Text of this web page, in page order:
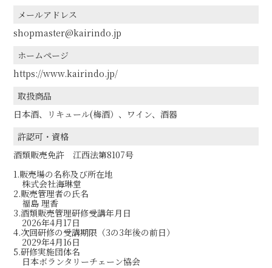
メールアドレス
shopmaster@kairindo.jp
ホームページ
https://www.kairindo.jp/
取扱商品
日本酒、リキュール(梅酒）、ワイン、酒器
許認可・資格
酒類販売免許 江西法第8107号
1.販売場の名称及び所在地
株式会社海琳堂
2.販売管理者の氏名
福島 理香
3.酒類販売管理研修受講年月日
2026年4月17日
4.次回研修の受講期限（3の3年後の前日）
2029年4月16日
5.研修実施団体名
日本ボランタリーチェーン協会